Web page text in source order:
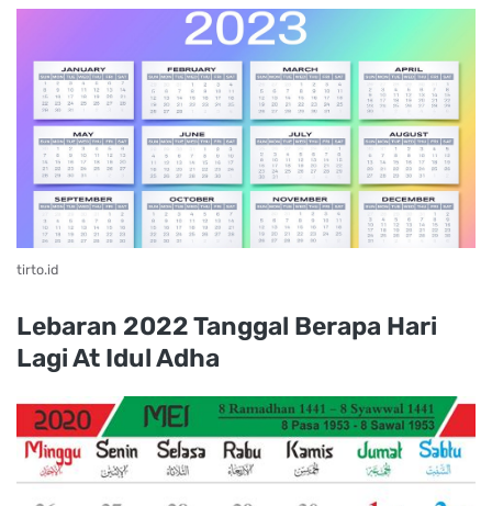
tirto.id
Lebaran 2022 Tanggal Berapa Hari
Lagi At Idul Adha